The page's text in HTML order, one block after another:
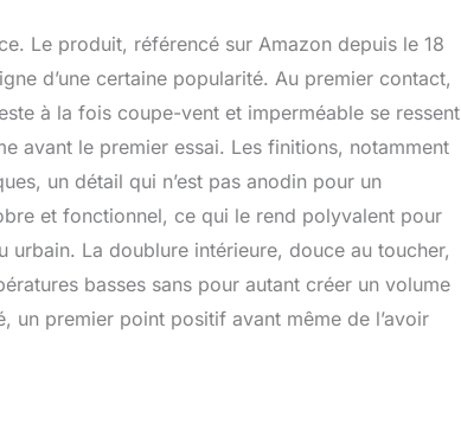
Le produit, référencé sur Amazon depuis le 18
d’une certaine popularité. Au premier contact,
à la fois coupe-vent et imperméable se ressent
avant le premier essai. Les finitions, notamment
un détail qui n’est pas anodin pour un
et fonctionnel, ce qui le rend polyvalent pour
La doublure intérieure, douce au toucher,
basses sans pour autant créer un volume
un premier point positif avant même de l’avoir